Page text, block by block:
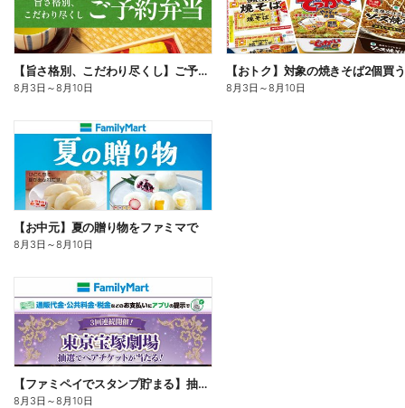
【旨さ格別、こだわり尽くし】ご予約弁当
8月3日 ～8月10日 8月3日 ～8月10日
【お中元】夏の贈り物をファミマで
8月3日 ～8月10日
【ファミペイでスタンプ貯まる】抽選でペアチケットが当たる!
8月3日 ～8月10日